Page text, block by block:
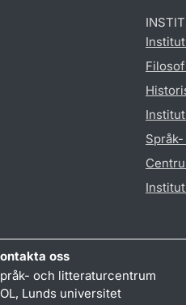
oss
och litteraturcentrum
Lunds universitet